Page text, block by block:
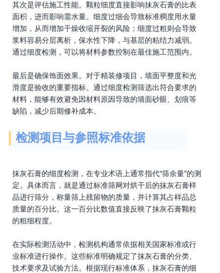
其次是评估施工性能。颗粒细度直接影响抹灰石膏的比表
面积，进而影响需水量。细度过细会导致标准稠度用水量
增加，从而增加干燥收缩开裂的风险；细度过粗则会导致
浆料容易分层离析，保水性下降，与基层的粘结力减弱。
通过细度检测，可以将材料参数控制在最佳施工范围内。
最后是确保饰面效果。对于精装修项目，墙面平整度和光
滑度是验收的重要指标。通过细度检测筛选出符合要求的
材料，能够有效避免因材料原因导致的墙面砂眼、划痕等
缺陷，减少后期修补成本。
检测项目与参照标准依据
抹灰石膏的细度检测，在专业术语上通常指代“筛余量”的测
定。具体而言，就是通过标准筛网对烘干后的抹灰石膏样
品进行筛分，称量筛上残留物的质量，并计算其占样品总
质量的百分比。这一百分比数值直接反映了抹灰石膏颗粒
的粗细程度。
在实际检测活动中，检测机构通常依据相关国家标准或行
业标准进行操作。这些标准明确规定了抹灰石膏的分类、
技术要求及试验方法。根据现行标准体系，抹灰石膏的细